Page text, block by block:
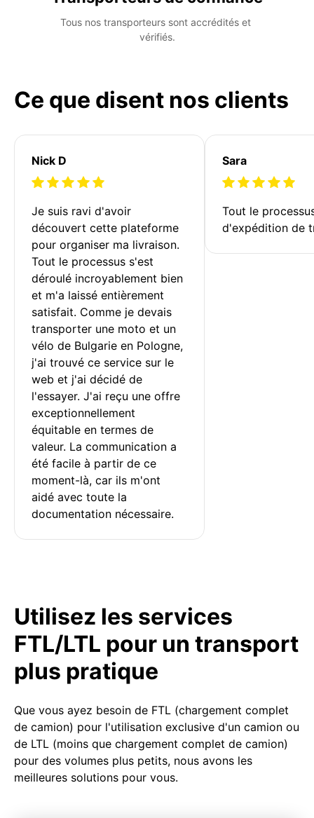
Tous nos transporteurs sont accrédités et
vérifiés.
Ce que disent nos clients
Nick D
Je suis ravi d'avoir
découvert cette plateforme
pour organiser ma livraison.
Tout le processus s'est
déroulé incroyablement bien
et m'a laissé entièrement
satisfait. Comme je devais
transporter une moto et un
vélo de Bulgarie en Pologne,
j'ai trouvé ce service sur le
web et j'ai décidé de
l'essayer. J'ai reçu une offre
exceptionnellement
équitable en termes de
valeur. La communication a
été facile à partir de ce
moment-là, car ils m'ont
aidé avec toute la
documentation nécessaire.
Sara
Tout le
d'expédition de
Utilisez les services
FTL/LTL pour un transport
plus pratique
Que vous ayez besoin de FTL (chargement complet
de camion) pour l'utilisation exclusive d'un camion ou
de LTL (moins que chargement complet de camion)
pour des volumes plus petits, nous avons les
meilleures solutions pour vous.